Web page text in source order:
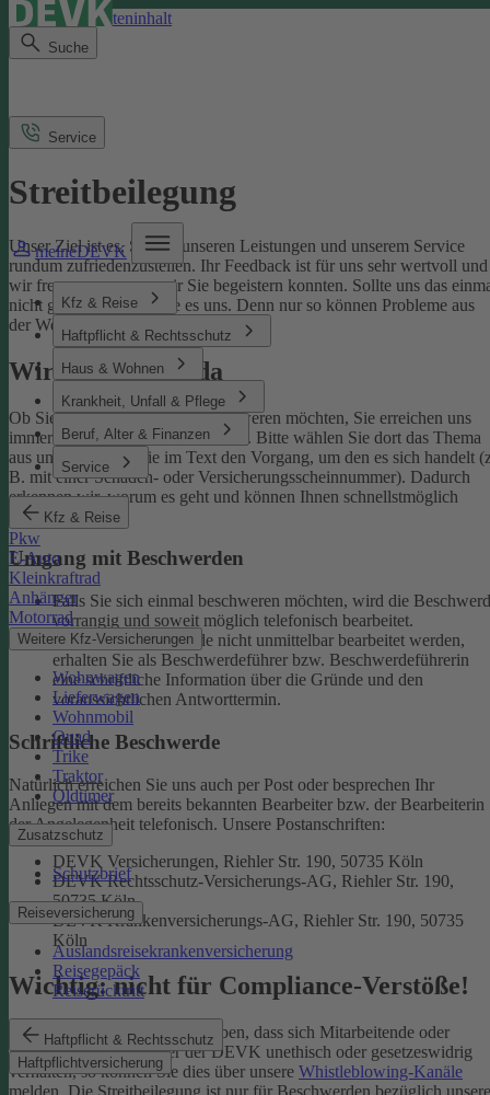
Direkt zum Seiteninhalt
Suche
meineDEVK
Kfz & Reise
Haftpflicht & Rechtsschutz
Haus & Wohnen
Krankheit, Unfall & Pflege
Beruf, Alter & Finanzen
Service
Kfz & Reise
Pkw
E-Auto
Kleinkraftrad
Anhänger
Motorrad
Weitere Kfz-Versicherungen
Wohnwagen
Lieferwagen
Wohnmobil
Quad
Trike
Traktor
Oldtimer
Zusatzschutz
Schutzbrief
Reiseversicherung
Auslandsreisekrankenversicherung
Reisegepäck
Reiserücktritt
Haftpflicht & Rechtsschutz
Haftpflichtversicherung
Service
Streitbeilegung
Unser Ziel ist es, Sie mit unseren Leistungen und unserem Service
rundum zufriedenzustellen. Ihr Feedback ist für uns sehr wertvoll und
wir freuen uns, wenn wir Sie begeistern konnten. Sollte uns das
nicht gelingen, sagen Sie es uns. Denn nur so können Probleme aus
der Welt geschafft werden.
Wir sind für Sie da
Ob Sie uns loben oder sich beschweren möchten, Sie erreichen uns
immer über unser Kontaktformular
. Bitte wählen Sie dort das Thema
aus und benennen Sie im Text den Vorgang, um den es sich handelt
B. mit einer Schaden- oder Versicherungsscheinnummer). Dadurch
erkennen wir, worum es geht und können Ihnen schnellstmöglich
weiterhelfen.
Umgang mit Beschwerden
Falls Sie sich einmal beschweren möchten, wird die
vorrangig und soweit möglich telefonisch bearbeitet.
Kann eine Beschwerde nicht unmittelbar bearbeitet werden,
erhalten Sie als Beschwerdeführer bzw. Beschwerdeführerin
eine schriftliche Information über die Gründe und den
voraussichtlichen Antworttermin.
Schriftliche Beschwerde
Natürlich erreichen Sie uns auch per Post oder besprechen Ihr
Anliegen mit dem bereits bekannten Bearbeiter bzw. der Bearbeiterin
der Angelegenheit telefonisch. Unsere Postanschriften:
DEVK Versicherungen, Riehler Str. 190, 50735 Köln
DEVK Rechtsschutz-Versicherungs-AG, Riehler Str. 190,
50735 Köln
DEVK Krankenversicherungs-AG, Riehler Str. 190, 50735
Köln
Wichtig: nicht für Compliance-Verstöße!
Wenn Sie Kenntnis darüber haben, dass sich Mitarbeitende oder
Partnerinnen und Partner der DEVK unethisch oder gesetzeswidrig
verhalten, so können Sie dies über unsere Whistleblowing-Kanäle